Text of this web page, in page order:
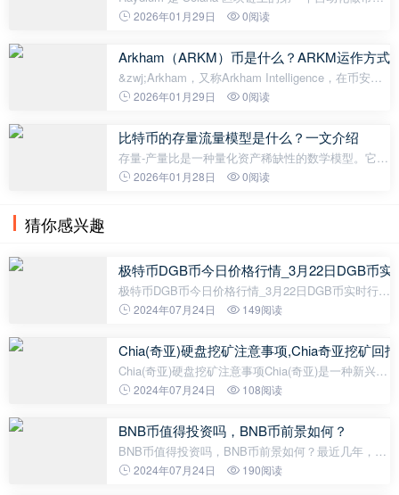
（AMM），于 2021 年 2 月正式上线。它提供多种类
出像 LaunchLab 这样的创新功能，用
2026年01月29日 0阅读
Arkham（ARKM）币是什么？ARKM运作方式
&zwj;Arkham，又称Arkham Intelligence，在币安
Launchpad上线后及通过空投平台迅速展现出强劲表
关注。Arkham是一个由人工智能(AI)
2026年01月29日 0阅读
比特币的存量流量模型是什么？一文介绍
存量-产量比是一种量化资产稀缺性的数学模型。它源
于古老的商品分析，用于研究供应趋势如何决定未来
2026年01月28日 0阅读
猜你感兴趣
极特币DGB币今日价格行情_3月22日DGB币实
极特币DGB币今日价格行情_3月22日DGB币实时行情
走势分析截止至2024年03月22日，极特币DGB币今日
民币0.09768元。最近24小时最高价
2024年07月24日 149阅读
Chia(奇亚)硬盘挖矿注意事项,Chia奇亚挖矿回
Chia(奇亚)硬盘挖矿注意事项Chia(奇亚)是一种新兴的
加密货币，以硬盘挖矿的方式获取。以下是挖矿过程
中，硬盘的性能和容量起着关
2024年07月24日 108阅读
BNB币值得投资吗，BNB币前景如何？
BNB币值得投资吗，BNB币前景如何？最近几年，随
着加密货币市场的兴起，BNB币作为币安交易所的原
2024年07月24日 190阅读